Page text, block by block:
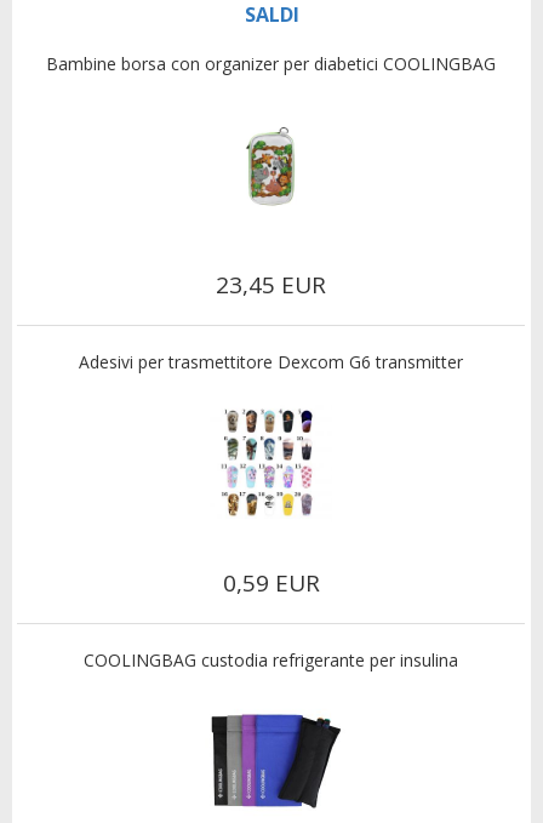
SALDI
Bambine borsa con organizer per diabetici COOLINGBAG
23,45 EUR
Adesivi per trasmettitore Dexcom G6 transmitter
0,59 EUR
COOLINGBAG custodia refrigerante per insulina